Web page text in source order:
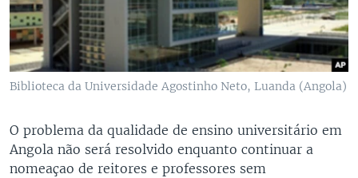
Biblioteca da Universidade Agostinho Neto, Luanda (Angola)
O problema da qualidade de ensino universitário em
Angola não será resolvido enquanto continuar a
nomeaçao de reitores e professores sem